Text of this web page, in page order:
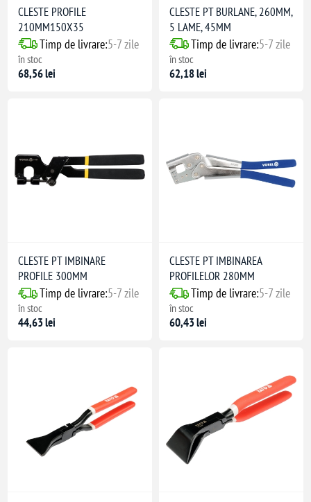
CLESTE PROFILE
210MM150X35
Timp de livrare:5-7 zile
în stoc
68,56 lei
CLESTE PT BURLANE, 260MM,
5 LAME, 45MM
Timp de livrare:5-7 zile
în stoc
62,18 lei
CLESTE PT IMBINARE
PROFILE 300MM
Timp de livrare:5-7 zile
în stoc
44,63 lei
CLESTE PT IMBINAREA
PROFILELOR 280MM
Timp de livrare:5-7 zile
în stoc
60,43 lei